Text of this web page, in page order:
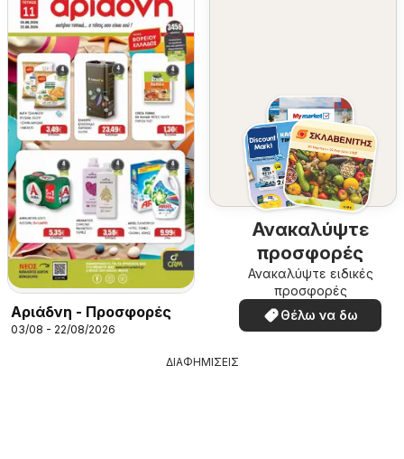
Αριάδνη - Προσφορές
03/08 - 22/08/2026
Ανακαλύψτε
προσφορές
Ανακαλύψτε ειδικές
προσφορές
Θέλω να δω
ΔΙΑΦΗΜΙΣΕΙΣ